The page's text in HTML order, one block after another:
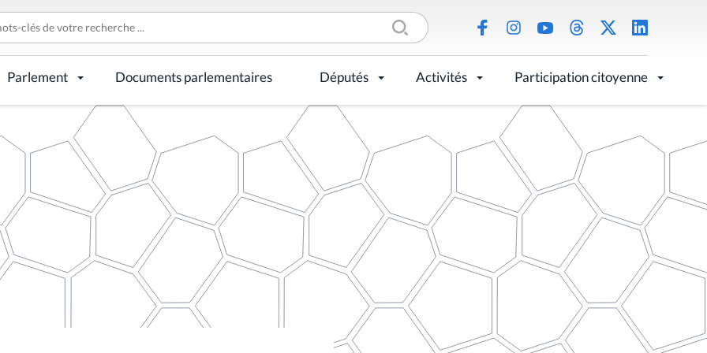
Parlement Documents parlementaires Députés Activités Participation citoyenne